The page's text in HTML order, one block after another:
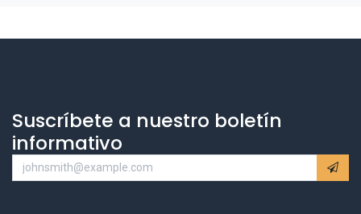
Suscríbete a nuestro boletín
informativo